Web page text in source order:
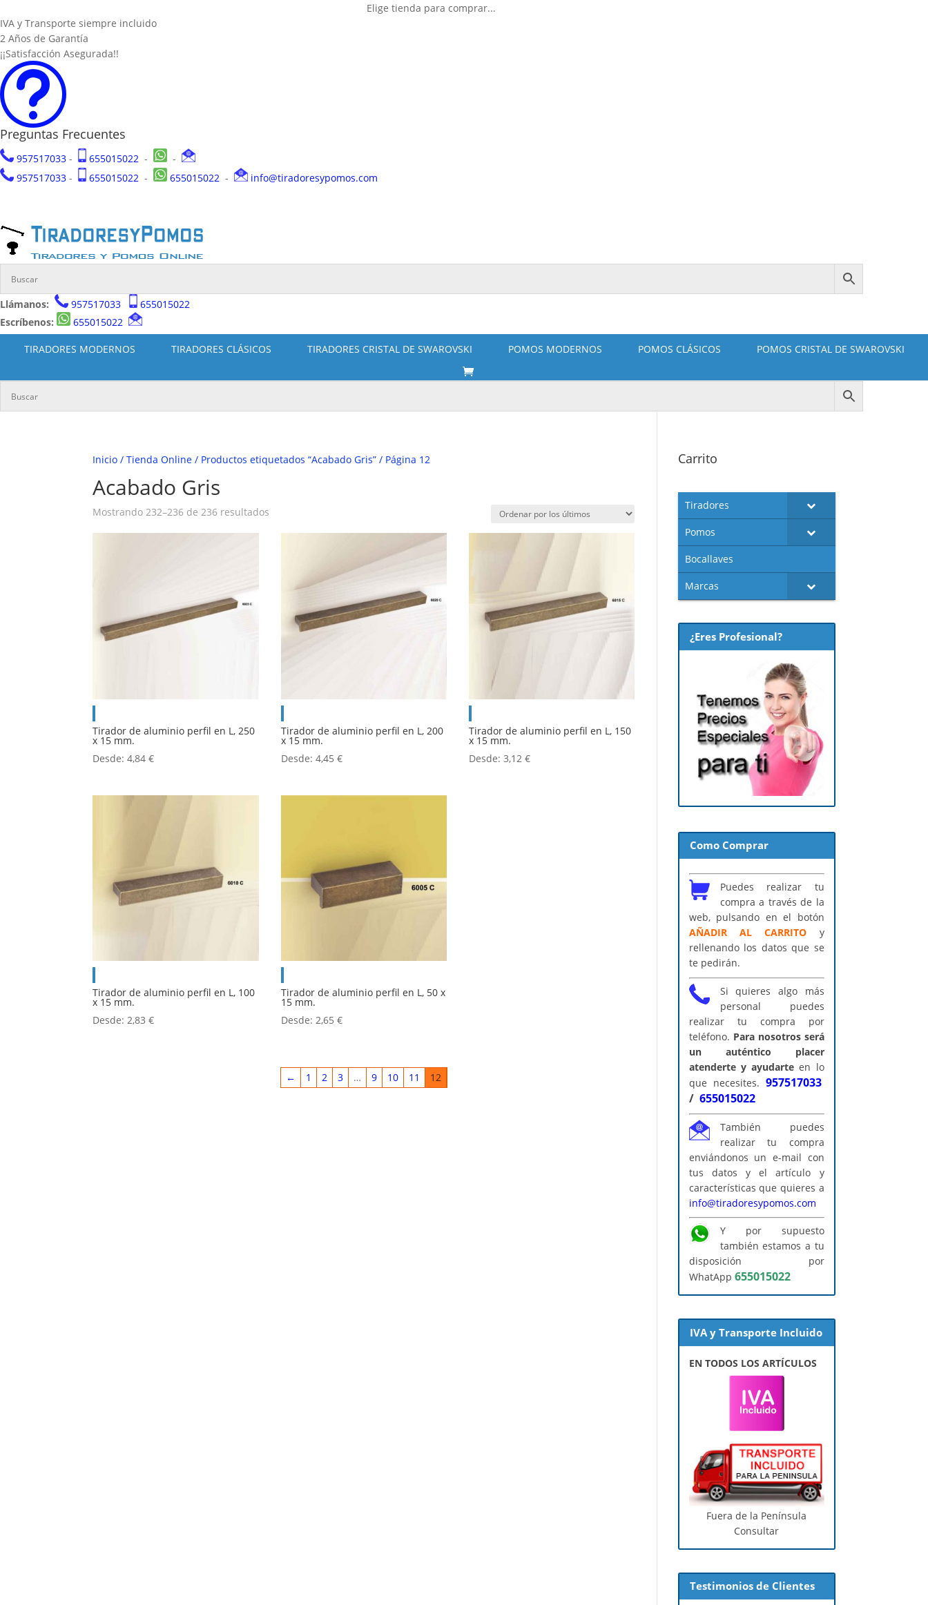
Elige tienda para comprar...
IVA y Transporte siempre incluido
2 Años de Garantía
¡¡Satisfacción Asegurada!!
t
Preguntas Frecuentes
957517033 - 655015022 -
-
957517033 - 655015022 - 655015022 - info@tiradoresypomos.com
Llámanos: 957517033
655015022
Escríbenos:
655015022
TIRADORES MODERNOS TIRADORES CLÁSICOS TIRADORES CRISTAL DE SWAROVSKI POMOS MODERNOS POMOS CLÁSICOS POMOS CRISTAL DE SWAROVSKI
Inicio /Tienda Online / Productos etiquetados “Acabado Gris” / Página 12
Acabado Gris
Mostrando 232–236 de 236 resultados
Tirador de aluminio perfil en L, 250
x 15 mm.
Desde:4,84€
Tirador de aluminio perfil en L, 200
x 15 mm.
Desde: 4,45 €
Tirador de aluminio perfil en L, 150
x 15 mm.
Desde: 3,12 €
Tirador de aluminio perfil en L, 100
x 15 mm.
Desde:2,83€
Tirador de aluminio perfil en L, 50 x
15 mm.
Desde: 2,65 €
← 1 2 3 … 9 10 11 12
Carrito
Tiradores
Pomos
Bocallaves
Marcas
¿Eres Profesional?
Como Comprar
Puedes realizar tu
compra a través de la
web, pulsando en el botón
AÑADIR AL CARRITO y
rellenando los datos que se
te pedirán.
Si quieres algo más
personal puedes
realizar tu compra por
teléfono. Para nosotros será
un auténtico placer
atenderte y ayudarte en lo
que necesites. 957517033
/ 655015022
También puedes
realizar tu compra
enviándonos un e-mail con
tus datos y el artículo y
características que quieres a
info@tiradoresypomos.com
Y por supuesto
también estamos a tu
disposición por
WhatApp 655015022
IVA y Transporte Incluido
EN TODOS LOS ARTÍCULOS
Fuera de la Península
Consultar
Testimonios de Clientes